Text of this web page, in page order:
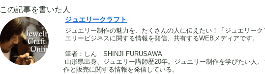
この記事を書いた人
ジュエリークラフト
ジュエリー制作の魅力を、たくさんの人に伝えたい！「ジュエリー
エリービジネスに関する情報を発信、共有するWEBメディアです。
筆者：しん｜SHINJI FURUSAWA
山形県出身、ジュエリー講師歴20年。ジュエリー制作を学びたい人
作と販売に関する情報を発信している。